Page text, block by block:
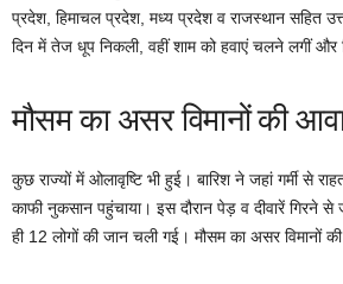
प्रदेश, हिमाचल प्रदेश, मध्य प्रदेश व राजस्थान सहित
दिन में तेज धूप निकली, वहीं शाम को हवाएं चलने लगीं और
मौसम का असर विमानों की
कुछ राज्यों में ओलावृष्टि भी हुई। बारिश ने जहां गर्मी से
काफी नुकसान पहुंचाया। इस दौरान पेड़ व दीवारें गिरने से
ही 12 लोगों की जान चली गई। मौसम का असर विमानों